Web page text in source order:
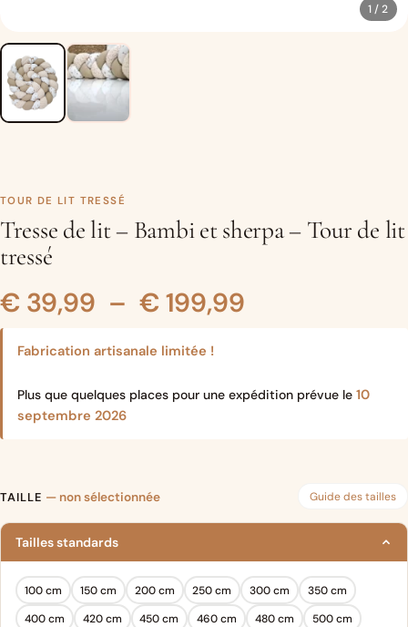
1 / 2
TOUR DE LIT TRESSÉ
Tresse de lit – Bambi et sherpa – Tour de lit
tressé
€ 39,99 – € 199,99
prix :
€ 199,99
Fabrication artisanale limitée !
Plus que quelques places pour une expédition prévue le 10
septembre 2026
TAILLE — non sélectionnée Guide des tailles
Tailles standards
100 cm 150 cm 200 cm 250 cm 300 cm
350 cm
400 cm
420 cm 450 cm 460 cm 480 cm
500 cm